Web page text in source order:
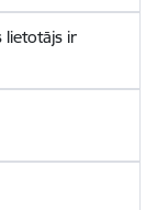
lietotājs ir